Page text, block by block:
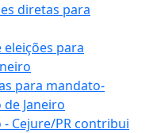
diretas para
para
para mandato-
Janeiro
Cejure/PR contribui